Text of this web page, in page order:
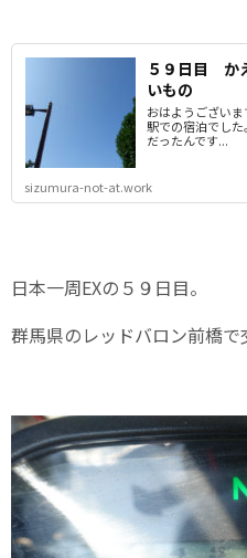
５９日目 か
いもの
おはようござい
駅での宿泊でし
だったんです...
sizumura-not-at.work
日本一周EXの５９日目。
群馬県のレッドバロン前橋で